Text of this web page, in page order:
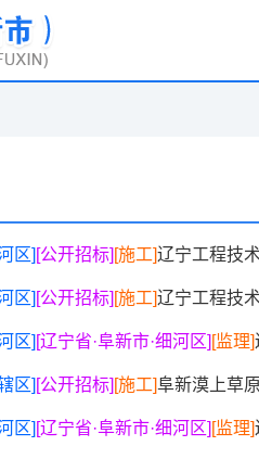
区] [公开招标] [施工]辽宁工程技
区] [公开招标] [施工]辽宁工程技
区] [辽宁省·阜新市·细河区] [监理]
区] [公开招标] [施工]阜新漠上草
区] [辽宁省·阜新市·细河区] [监理]